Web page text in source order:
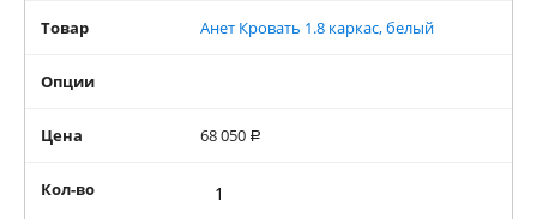
Товар Анет Кровать 1.8 каркас, белый
Опции
Цена 68 050 Р
Кол-во